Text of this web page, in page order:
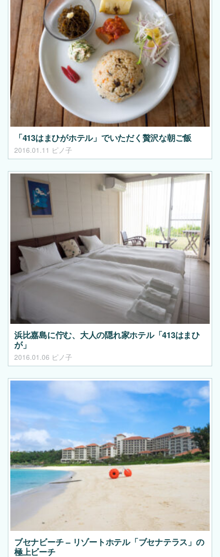
「413はまひがホテル」でいただく贅沢な朝ご飯
2016.01.11 ピノ子
浜比嘉島に佇む、大人の隠れ家ホテル「413はまひ
が」
2016.01.06 ピノ子
ブセナビーチ – リゾートホテル「ブセナテラス」の
極上ビーチ